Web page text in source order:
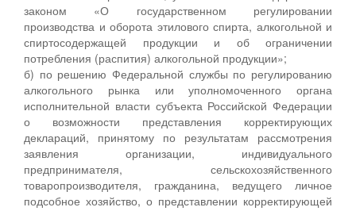
законом «О государственном регулировании
производства и оборота этилового спирта, алкогольной и
спиртосодержащей продукции и об ограничении
потребления (распития) алкогольной продукции»;
б) по решению Федеральной службы по регулированию
алкогольного рынка или уполномоченного органа
исполнительной власти субъекта Российской Федерации
о возможности представления корректирующих
деклараций, принятому по результатам рассмотрения
заявления организации, индивидуального
предпринимателя, сельскохозяйственного
товаропроизводителя, гражданина, ведущего личное
подсобное хозяйство, о представлении корректирующей